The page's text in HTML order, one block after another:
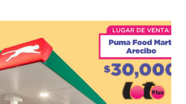
en la farmacia Yarimar de la
en el Municipio de San Juan
lo disfrute!